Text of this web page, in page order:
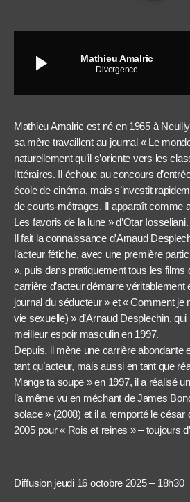
play_arrow Mathieu Amalric
Divergence
Mathieu Amalric est né en 1965 à
sa mère travaillent au journal « Le
naturellement qu’il s’oriente vers les
littéraires. Il échoue au concours
école de cinéma, mais s’investit
de courts-métrages. Il apparaît comme
Les favoris de la lune » d’Otar Iosseliani.
Il fait la connaissance d’Arnaud
l’acteur fétiche, avec une première
», puis dans pratiquement tous les films
carrière d’acteur démarre véritablement
journal du séducteur » et « Comment
vie sexuelle) » d’Arnaud Desplechin,
meilleur espoir masculin en 1997.
Depuis, il mène une carrière abondante
tant qu’acteur, mais aussi en tant que
Mange ta soupe » en 1997, il a réalisé
l’a même vu en méchant de James
solace » (2008) et il a remporté le césar
2005 pour « Rois et reines » – toujours
Diffusion jeudi 16 octobre 2025 – 18h30